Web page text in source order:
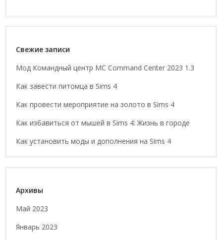
Свежие записи
Мод Командный центр MC Command Center 2023 1.3
Как завести питомца в Sims 4
Как провести мероприятие на золото в Sims 4
Как избавиться от мышей в Sims 4: Жизнь в городе
Как установить моды и дополнения на Sims 4
Архивы
Май 2023
Январь 2023